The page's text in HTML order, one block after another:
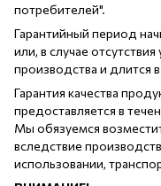
потребителей".
Гарантийный период
или, в случае
производства и длится
Гарантия качества
предоставляется в
Мы обязуемся
вследствие
использовании,